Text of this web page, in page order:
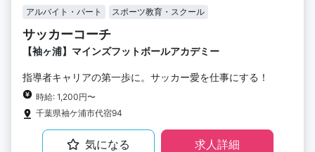
アルバイト・パート スポーツ教育・スクール
サッカーコーチ
【袖ヶ浦】マインズフットボールアカデミー
指導者キャリアの第一歩に。サッカー愛を仕事にする！
時給: 1,200円〜
千葉県袖ケ浦市代宿94
気になる 求人詳細